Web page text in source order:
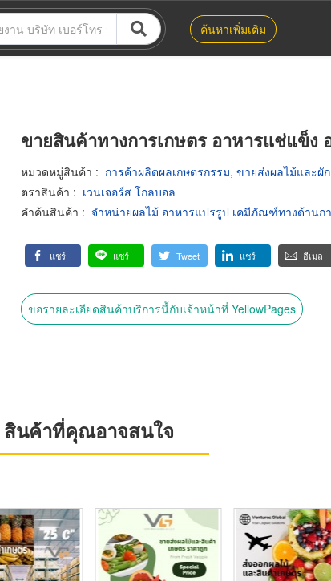
ค้นหาเพิ่มเติม
ขายสินค้าทางการเกษตร อาหารแช่แข็ง
หมวดหมู่สินค้า : การค้าผลิตผลเกษตรกรรม, ขายส่งผลไม้และผัก
ตราสินค้า : เวนเจอร์ส โกลบอล
คำค้นสินค้า : จำหน่ายผลไม้ อาหารแปรรูป เคมีภัณฑ์ทางด้านก
แชร์ แชร์ Tweet แชร์ อีเมล
ขอรายละเอียดสินค้าบริการนี้กับเจ้าหน้าที่ YellowPages
สินค้าที่คุณอาจสนใจ